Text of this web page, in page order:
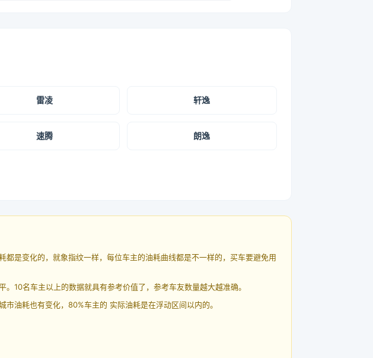
雷凌 轩逸
速腾 朗逸
是变化的，就象指纹一样，每位车主的油耗曲线都是不一样的，买车要避免用
10名车主以上的数据就具有参考价值了，参考车友数量越大越准确。
油耗也有变化，80%车主的 实际油耗是在浮动区间以内的。